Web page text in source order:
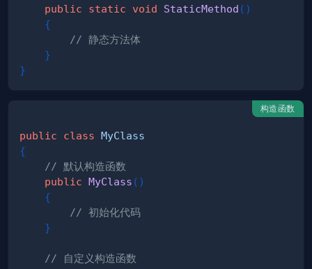
public
static void StaticMethod ( )
{
// 静态方法体
}
}
构造函数
public class MyClass
{
// 默认构造函数
public MyClass ( )
{
// 初始化代码
}
// 自定义构造函数